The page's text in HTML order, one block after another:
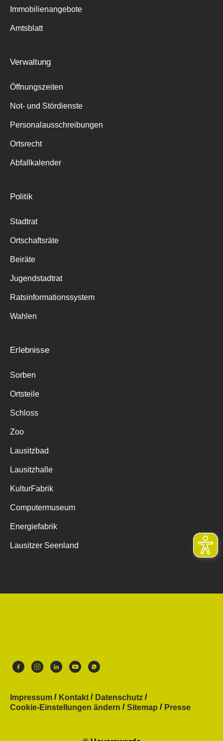
Immobilienangebote
Amtsblatt
Verwaltung
Öffnungszeiten
Not- und Stördienste
Personalausschreibungen
Ortsrecht
Abfallkalender
Politik
Stadtrat
Ortschaftsräte
Beiräte
Jugendstadtrat
Ratsinformationssystem
Wahlen
Erlebnisse
Sorben
Ortsteile
Schloss
Zoo
Lausitzbad
Lausitzhalle
KulturFabrik
Computermuseum
Energiefabrik
Lausitzer Seenland
Impressum Kontakt
Datenschutz
Cookie-Einstellungen ändern
Sitemap Presse